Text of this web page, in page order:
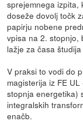
sprejemnega izpita,
doseže dovolj točk
papirju nobene
vpisa na 2. stopnjo,
lažje za časa
V praksi to vodi do
magisterija iz FE
stopnja energetika)
integralskih
enačb.